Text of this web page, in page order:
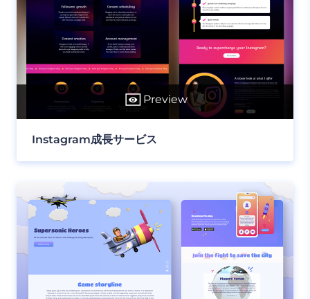
Preview
Instagram成長サービス